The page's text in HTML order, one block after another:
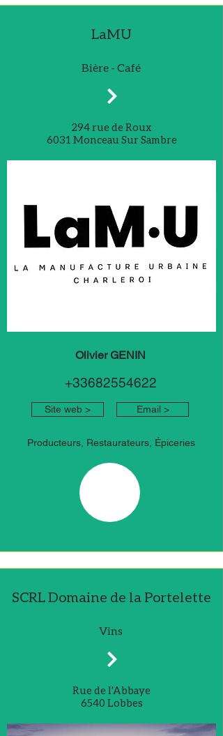
LaMU
Bière - Café
294 rue de Roux
6031 Monceau Sur Sambre
Olivier GENIN
+33682554622
Site web > Email >
Producteurs, Restaurateurs, Épiceries
SCRL Domaine de la Portelette
Vins
Rue de l'Abbaye
6540 Lobbes